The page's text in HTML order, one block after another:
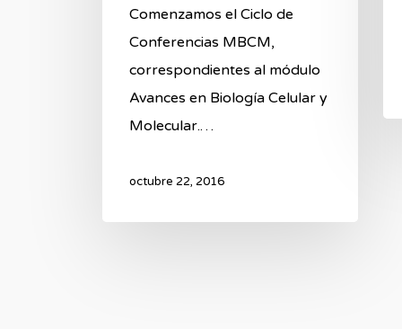
Comenzamos el Ciclo de
Conferencias MBCM,
correspondientes al módulo
Avances en Biología Celular y
Molecular.…
octubre 22, 2016